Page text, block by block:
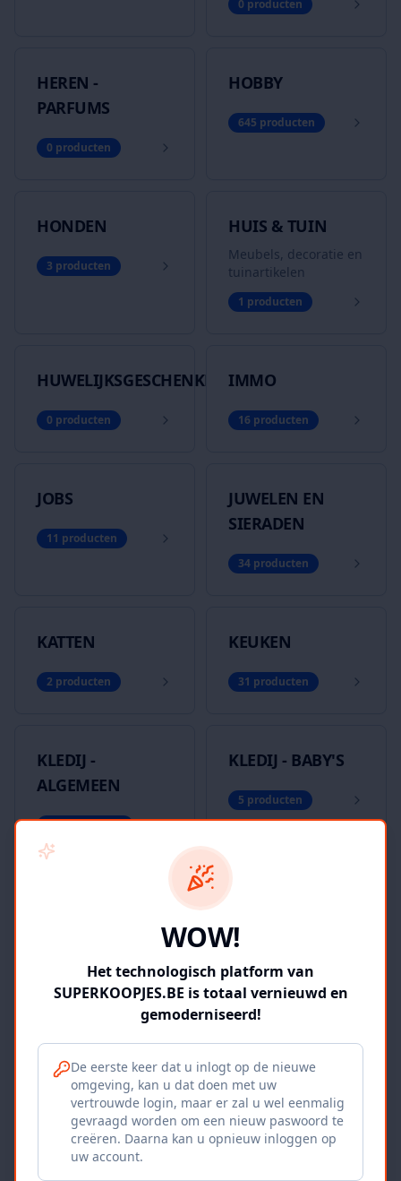
0 producten
HEREN -
PARFUMS
0 producten
HOBBY
645 producten
HONDEN
3 producten
HUIS & TUIN
Meubels, decoratie en
tuinartikelen
1 producten
HUWELIJKSGESCHENKEN
0 producten
IMMO
16 producten
JOBS
11 producten
JUWELEN EN
SIERADEN
34 producten
KATTEN
2 producten
KEUKEN
31 producten
KLEDIJ -
ALGEMEEN
122producten
KLEDIJ - BABY'S
5 producten
producten
11
KLEDIJ -
VROUWEN
producten
KUNST
8producten
18+
WOW!
Het technologisch platform van
SUPERKOOPJES.BE is totaal vernieuwd en
gemoderniseerd!
De eerste keer dat u inlogt op de nieuwe
omgeving, kan u dat doen met uw
vertrouwde login, maar er zal u wel eenmalig
gevraagd worden om een nieuw paswoord te
creëren. Daarna kan u opnieuw inloggen op
uw account.